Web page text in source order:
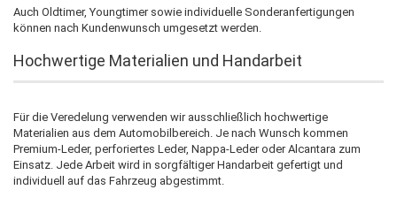
Auch Oldtimer, Youngtimer sowie individuelle Sonderanfertigungen
können nach Kundenwunsch umgesetzt werden.
Hochwertige Materialien und Handarbeit
Für die Veredelung verwenden wir ausschließlich hochwertige
Materialien aus dem Automobilbereich. Je nach Wunsch kommen
Premium-Leder, perforiertes Leder, Nappa-Leder oder Alcantara zum
Einsatz. Jede Arbeit wird in sorgfältiger Handarbeit gefertigt und
individuell auf das Fahrzeug abgestimmt.